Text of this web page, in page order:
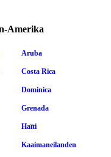
Amerika
Aruba
Costa Rica
Dominica
Grenada
Haïti
Kaaimaneilanden